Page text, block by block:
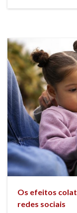
Os efeitos
redes sociais